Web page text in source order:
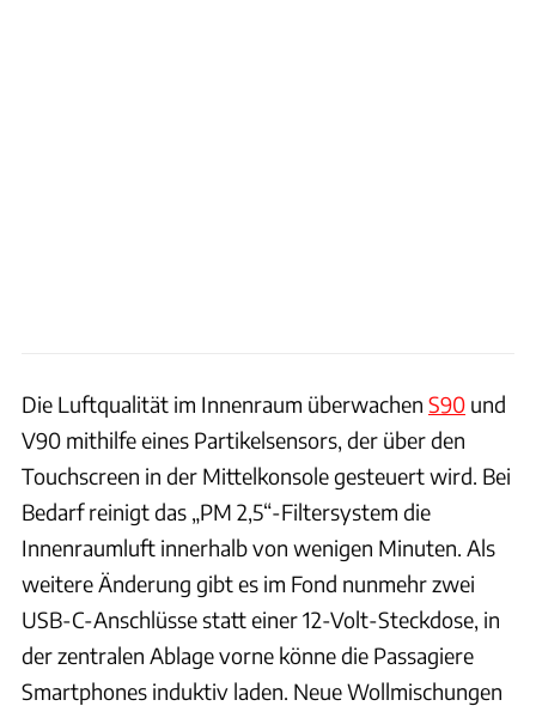
Die Luftqualität im Innenraum überwachen S90 und
V90 mithilfe eines Partikelsensors, der über den
Touchscreen in der Mittelkonsole gesteuert wird. Bei
Bedarf reinigt das „PM 2,5“-Filtersystem die
Innenraumluft innerhalb von wenigen Minuten. Als
weitere Änderung gibt es im Fond nunmehr zwei
USB-C-Anschlüsse statt einer 12-Volt-Steckdose, in
der zentralen Ablage vorne könne die Passagiere
Smartphones induktiv laden. Neue Wollmischungen